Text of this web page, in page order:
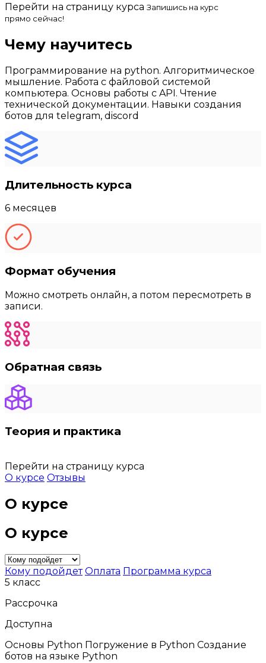
Перейти на страницу курса Запишись на курс
прямо сейчас!
Чему научитесь
Программирование на python. Алгоритмическое
мышление. Работа с файловой системой
компьютера. Основы работы с API. Чтение
технической документации. Навыки создания
ботов для telegram, discord
Длительность курса
6 месяцев
Формат обучения
Можно смотреть онлайн, а потом пересмотреть в
записи.
Обратная связь
Теория и практика
Перейти на страницу курса
О курсе Отзывы
О курсе
О курсе
Кому подойдет Оплата Программа курса
5 класс
Рассрочка
Доступна
Основы Python Погружение в Python Создание
ботов на языке Python